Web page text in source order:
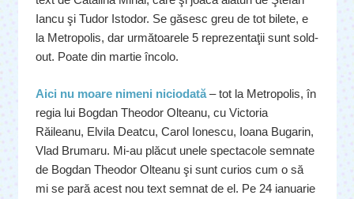
Iancu şi Tudor Istodor. Se găsesc greu de tot bilete, e
la Metropolis, dar următoarele 5 reprezentaţii sunt sold-
out. Poate din martie încolo.
Aici nu moare nimeni niciodată – tot la Metropolis, în
regia lui Bogdan Theodor Olteanu, cu Victoria
Răileanu, Elvila Deatcu, Carol Ionescu, Ioana Bugarin,
Vlad Brumaru. Mi-au plăcut unele spectacole semnate
de Bogdan Theodor Olteanu şi sunt curios cum o să
mi se pară acest nou text semnat de el. Pe 24 ianuarie